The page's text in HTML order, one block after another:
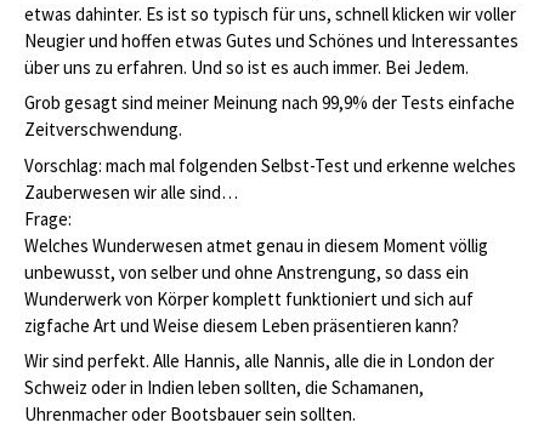
etwas dahinter. Es ist so typisch für uns, schnell klicken wir voller
Neugier und hoffen etwas Gutes und Schönes und Interessantes
über uns zu erfahren. Und so ist es auch immer. Bei Jedem.
Grob gesagt sind meiner Meinung nach 99,9% der Tests einfache
Zeitverschwendung.
Vorschlag: mach mal folgenden Selbst-Test und erkenne welches
Zauberwesen wir alle sind…
Frage:
Welches Wunderwesen atmet genau in diesem Moment völlig
unbewusst, von selber und ohne Anstrengung, so dass ein
Wunderwerk von Körper komplett funktioniert und sich auf
zigfache Art und Weise diesem Leben präsentieren kann?
Wir sind perfekt. Alle Hannis, alle Nannis, alle die in London der
Schweiz oder in Indien leben sollten, die Schamanen,
Uhrenmacher oder Bootsbauer sein sollten.